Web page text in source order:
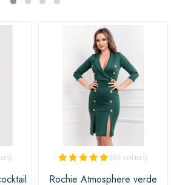
Anca verde tip sacou este
(67 voturi)
Rochie Atmosphere verde